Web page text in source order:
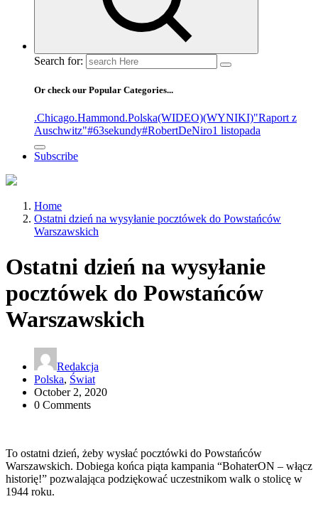
Search for:
Or check our Popular Categories...
.Chicago.Hammond.Polska(WIDEO)(WYNIKI)"Raport z
Auschwitz"#63sekundy#RobertDeNiro1 listopada
Subscribe
Home
Ostatni dzień na wysyłanie pocztówek do Powstańców
Warszawskich
Ostatni dzień na wysyłanie
pocztówek do Powstańców
Warszawskich
Redakcja
Polska, Świat
October 2, 2020
0 Comments
To ostatni dzień, żeby wysłać pocztówki do Powstańców
Warszawskich. Dobiega końca piąta kampania “BohaterON – włącz
historię!” pozwalająca podziękować uczestnikom walk o stolicę w
1944 roku.